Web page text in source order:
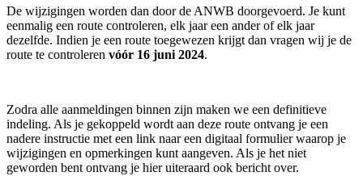
De wijzigingen worden dan door de ANWB doorgevoerd. Je kunt
eenmalig een route controleren, elk jaar een ander of elk jaar
dezelfde. Indien je een route toegewezen krijgt dan vragen wij je de
route te controleren vóór 16 juni 2024.
Zodra alle aanmeldingen binnen zijn maken we een definitieve
indeling. Als je gekoppeld wordt aan deze route ontvang je een
nadere instructie met een link naar een digitaal formulier waarop je
wijzigingen en opmerkingen kunt aangeven. Als je het niet
geworden bent ontvang je hier uiteraard ook bericht over.